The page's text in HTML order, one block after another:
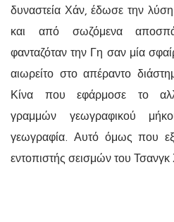
δυναστεία Χάν, έδωσε την
και από σωζόμενα
φανταζόταν την Γη σαν μία
αιωρείτο στο απέραντο
Κίνα που εφάρμοσε το
γραμμών γεωγραφικού
γεωγραφία. Αυτό όμως που
εντοπιστής σεισμών του